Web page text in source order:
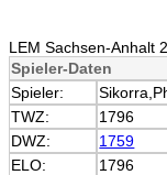
LEM Sachsen-Anhalt
Spieler-Daten
Spieler:
TWZ:
1796
DWZ:
1759
ELO:
1796